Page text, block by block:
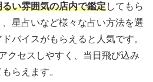
い雰囲気の店内で鑑定してもら
星占いなど様々な占い方法を選
バイスがもらえると人気です。
クセスしやすく、当日飛び込み
らえます。